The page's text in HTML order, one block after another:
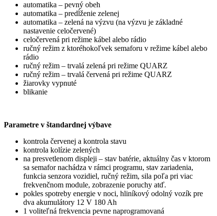
automatika – pevný obeh
automatika – predĺženie zelenej
automatika – zelená na výzvu (na výzvu je základné
nastavenie celočervené)
celočervená pri režime kábel alebo rádio
ručný režim z ktoréhokoľvek semaforu v režime kábel alebo
rádio
ručný režim – trvalá zelená pri režime QUARZ
ručný režim – trvalá červená pri režime QUARZ
žiarovky vypnuté
blikanie
Parametre v štandardnej výbave
kontrola červenej a kontrola stavu
kontrola kolízie zelených
na presvetlenom displeji – stav batérie, aktuálny čas v ktorom
sa semafor nachádza v rámci programu, stav zariadenia,
funkcia senzora vozidiel, ručný režim, sila poľa pri viac
frekvenčnom module, zobrazenie poruchy atď.
pokles spotreby energie v noci, hliníkový odolný vozík pre
dva akumulátory 12 V 180 Ah
1 voliteľná frekvencia pevne naprogramovaná